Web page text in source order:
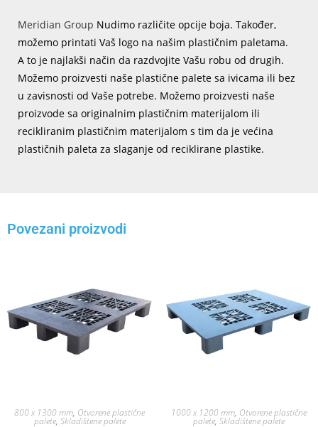
Meridian Group Nudimo različite opcije boja. Također,
možemo printati Vaš logo na našim plastičnim paletama.
A to je najlakši način da razdvojite Vašu robu od drugih.
Možemo proizvesti naše plastične palete sa ivicama ili bez
u zavisnosti od Vaše potrebe. Možemo proizvesti naše
proizvode sa originalnim plastičnim materijalom ili
recikliranim plastičnim materijalom s tim da je većina
plastičnih paleta za slaganje od reciklirane plastike.
Povezani proizvodi
800 x 1300 mm, Otvorene plastične
palete, Skladištene palete
1000 x 1200 mm, Otvorene plastične
palete, Skladištene palete